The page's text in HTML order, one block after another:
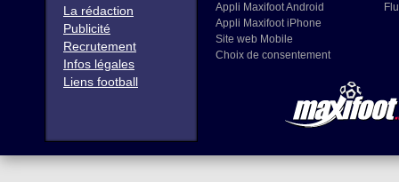
La rédaction
Publicité
Recrutement
Infos légales
Liens football
Appli Maxifoot Android
Appli Maxifoot iPhone
Site web Mobile
Choix de consentement